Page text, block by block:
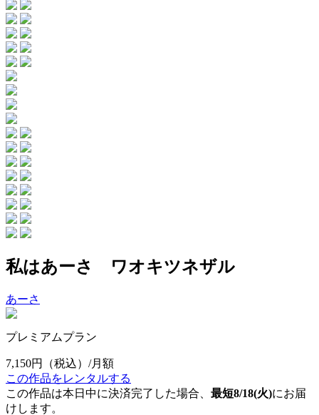
私はあーさ ワオキツネザル
あーさ
プレミアムプラン
7,150円
（税込）/月額
この作品をレンタルする
この作品は本日中に決済完了した場合、 最短8/18(火)にお届
けします。